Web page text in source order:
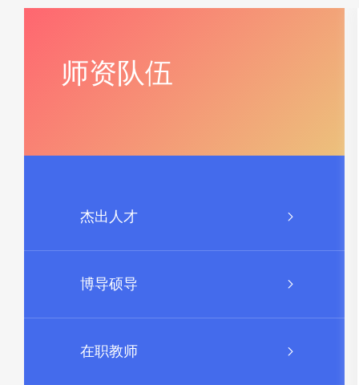
师资队伍
杰出人才
博导硕导
在职教师